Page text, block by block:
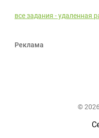
все задания - удаленная
Реклама
©